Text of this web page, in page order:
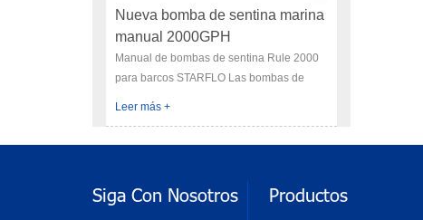
Nueva bomba de sentina marina
manual 2000GPH
Manual de bombas de sentina Rule 2000
para barcos STARFLO Las bombas de
independientes, son ligeros (2-3 KG),
Leer más +
Siga Con Nosotros Productos